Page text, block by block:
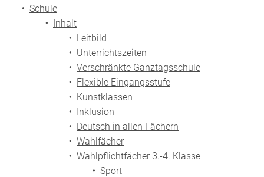
Schule
Inhalt
Leitbild
Unterrichtszeiten
Verschränkte Ganztagsschule
Flexible Eingangsstufe
Kunstklassen
Inklusion
Deutsch in allen Fächern
Wahlfächer
Wahlpflichtfächer 3.-4. Klasse
Sport